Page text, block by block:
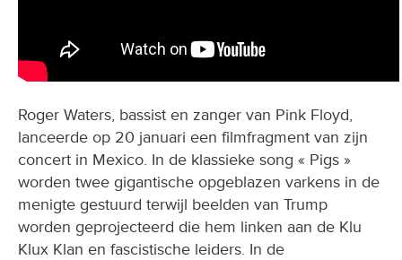
Roger Waters, bassist en zanger van Pink Floyd,
lanceerde op 20 januari een filmfragment van zijn
concert in Mexico. In de klassieke song « Pigs »
worden twee gigantische opgeblazen varkens in de
menigte gestuurd terwijl beelden van Trump
worden geprojecteerd die hem linken aan de Klu
Klux Klan en fascistische leiders. In de